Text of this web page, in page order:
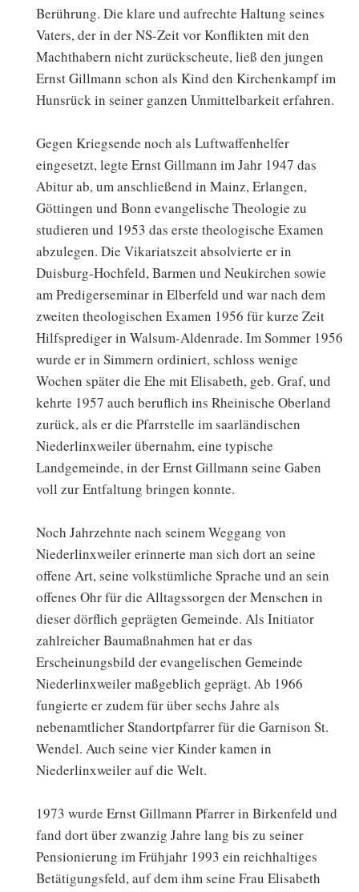
Berührung. Die klare und aufrechte Haltung seines
Vaters, der in der NS-Zeit vor Konflikten mit den
Machthabern nicht zurückscheute, ließ den jungen
Ernst Gillmann schon als Kind den Kirchenkampf im
Hunsrück in seiner ganzen Unmittelbarkeit erfahren.
Gegen Kriegsende noch als Luftwaffenhelfer
eingesetzt, legte Ernst Gillmann im Jahr 1947 das
Abitur ab, um anschließend in Mainz, Erlangen,
Göttingen und Bonn evangelische Theologie zu
studieren und 1953 das erste theologische Examen
abzulegen. Die Vikariatszeit absolvierte er in
Duisburg-Hochfeld, Barmen und Neukirchen sowie
am Predigerseminar in Elberfeld und war nach dem
zweiten theologischen Examen 1956 für kurze Zeit
Hilfsprediger in Walsum-Aldenrade. Im Sommer 1956
wurde er in Simmern ordiniert, schloss wenige
Wochen später die Ehe mit Elisabeth, geb. Graf, und
kehrte 1957 auch beruflich ins Rheinische Oberland
zurück, als er die Pfarrstelle im saarländischen
Niederlinxweiler übernahm, eine typische
Landgemeinde, in der Ernst Gillmann seine Gaben
voll zur Entfaltung bringen konnte.
Noch Jahrzehnte nach seinem Weggang von
Niederlinxweiler erinnerte man sich dort an seine
offene Art, seine volkstümliche Sprache und an sein
offenes Ohr für die Alltagssorgen der Menschen in
dieser dörflich geprägten Gemeinde. Als Initiator
zahlreicher Baumaßnahmen hat er das
Erscheinungsbild der evangelischen Gemeinde
Niederlinxweiler maßgeblich geprägt. Ab 1966
fungierte er zudem für über sechs Jahre als
nebenamtlicher Standortpfarrer für die Garnison St.
Wendel. Auch seine vier Kinder kamen in
Niederlinxweiler auf die Welt.
1973 wurde Ernst Gillmann Pfarrer in Birkenfeld und
fand dort über zwanzig Jahre lang bis zu seiner
Pensionierung im Frühjahr 1993 ein reichhaltiges
Betätigungsfeld, auf dem ihm seine Frau Elisabeth